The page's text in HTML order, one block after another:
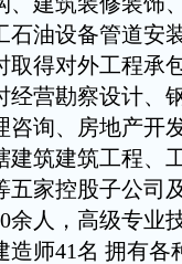
石油设备管道安
取得对外工程承
经营勘察设计、
咨询、房地产开
建筑建筑工程、
五家控股子公司
余人，高级专业
造师41名 拥有各